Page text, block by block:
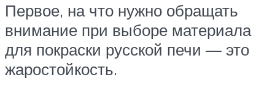
Первое, на что нужно обращать
внимание при выборе материала
для покраски русской печи — это
жаростойкость.